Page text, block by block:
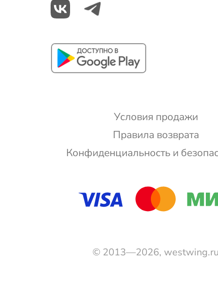
Условия продажи
Правила возврата
Конфиденциальность и
© 2013—2026,